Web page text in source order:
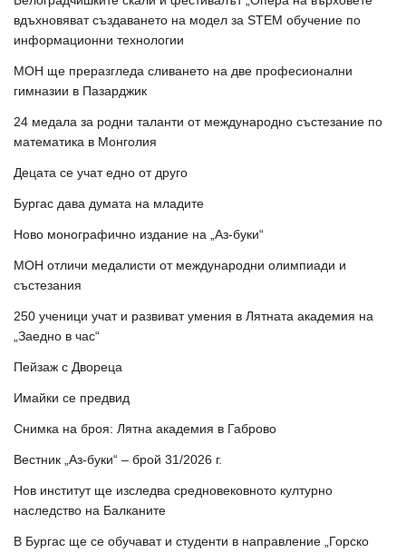
вдъхновяват създаването на модел за STEM обучение по
информационни технологии
МОН ще преразгледа сливането на две професионални
гимназии в Пазарджик
24 медала за родни таланти от международно състезание по
математика в Монголия
Децата се учат едно от друго
Бургас дава думата на младите
Ново монографично издание на „Аз-буки“
МОН отличи медалисти от международни олимпиади и
състезания
250 ученици учат и развиват умения в Лятната академия на
„Заедно в час“
Пейзаж с Двореца
Имайки се предвид
Снимка на броя: Лятна академия в Габрово
Вестник „Аз-буки“ – брой 31/2026 г.
Нов институт ще изследва средновековното културно
наследство на Балканите
В Бургас ще се обучават и студенти в направление „Горско